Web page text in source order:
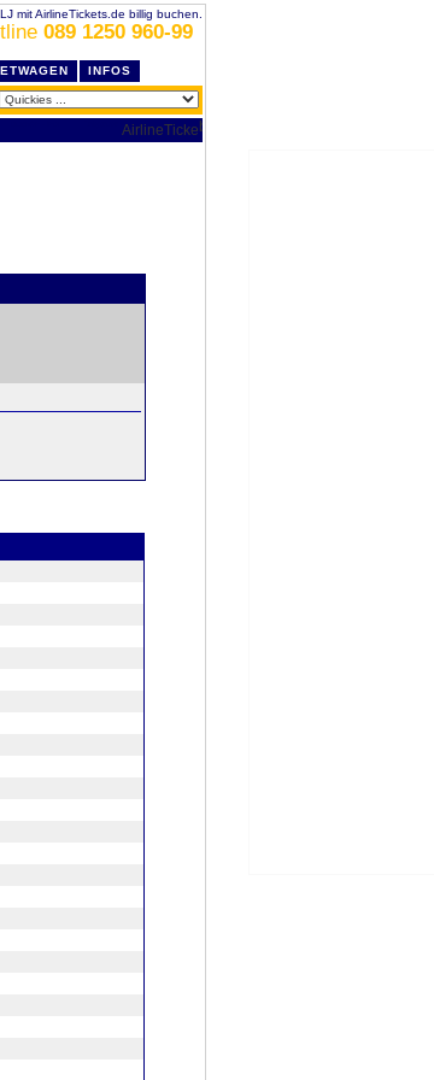
mit AirlineTickets.de billig buchen.
089 1250 960-99
INFOS